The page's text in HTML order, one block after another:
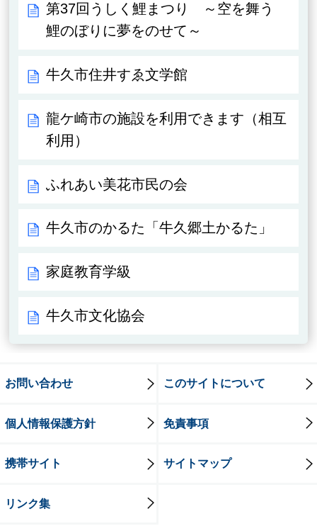
第37回うしく鯉まつり ～空を舞う
鯉のぼりに夢をのせて～
牛久市住井すゑ文学館
龍ケ崎市の施設を利用できます（相互
利用）
ふれあい美花市民の会
牛久市のかるた「牛久郷土かるた」
家庭教育学級
牛久市文化協会
お問い合わせ このサイトについて
個人情報保護方針 免責事項
携帯サイト サイトマップ
リンク集